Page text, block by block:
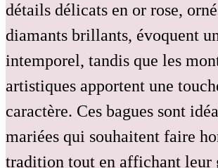
détails délicats en or rose,
diamants brillants, évoquent
intemporel, tandis que les
artistiques apportent une
caractère. Ces bagues sont
mariées qui souhaitent faire
tradition tout en affichant leur